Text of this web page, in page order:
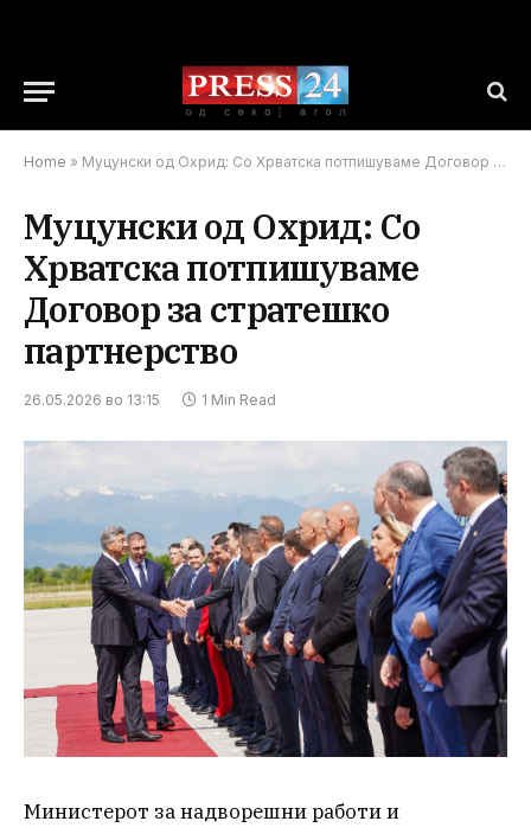
Home » Муцунски од Охрид: Со Хрватска потпишуваме Договор за стратешко партнерство
Муцунски од Охрид: Со
Хрватска потпишуваме
Договор за стратешко
партнерство
26.05.2026 во 13:15 1 Min Read
Министерот за надворешни работи и